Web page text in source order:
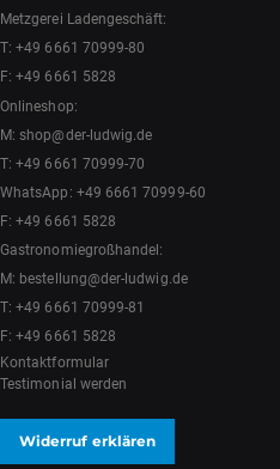
Metzgerei Ladengeschäft:
T:+49 6661 70999-80
F: +49 6661 5828
Onlineshop:
M:shop@der-ludwig.de
T:+49 6661 70999-70
WhatsApp: +49 6661 70999-60
F: +49 6661 5828
Gastronomiegroßhandel:
M: bestellung@der-ludwig.de
T:+49 6661 70999-81
F: +49 6661 5828
Kontaktformular
Testimonial werden
Widerruf erklären